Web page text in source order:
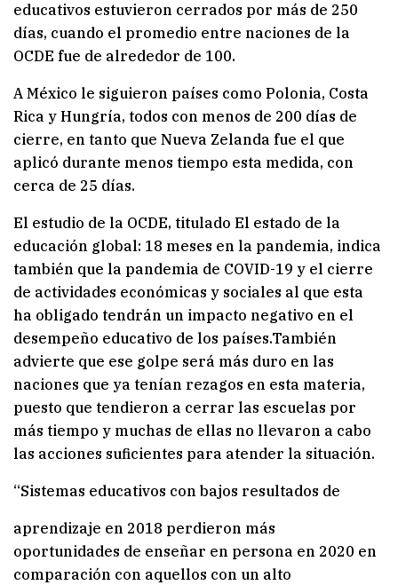
educativos estuvieron cerrados por más de 250
días, cuando el promedio entre naciones de la
OCDE fue de alrededor de 100.
A México le siguieron países como Polonia, Costa
Rica y Hungría, todos con menos de 200 días de
cierre, en tanto que Nueva Zelanda fue el que
aplicó durante menos tiempo esta medida, con
cerca de 25 días.
El estudio de la OCDE, titulado El estado de la
educación global: 18 meses en la pandemia, indica
también que la pandemia de COVID-19 y el cierre
de actividades económicas y sociales al que esta
ha obligado tendrán un impacto negativo en el
desempeño educativo de los países.También
advierte que ese golpe será más duro en las
naciones que ya tenían rezagos en esta materia,
puesto que tendieron a cerrar las escuelas por
más tiempo y muchas de ellas no llevaron a cabo
las acciones suficientes para atender la situación.
“Sistemas educativos con bajos resultados de
aprendizaje en 2018 perdieron más
oportunidades de enseñar en persona en 2020 en
comparación con aquellos con un alto